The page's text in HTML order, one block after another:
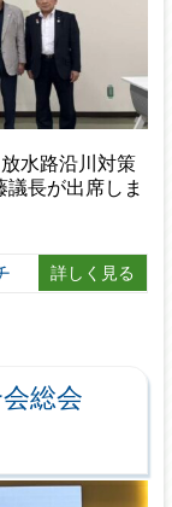
水路沿川対策
長が出席しま
詳しく見る
総会